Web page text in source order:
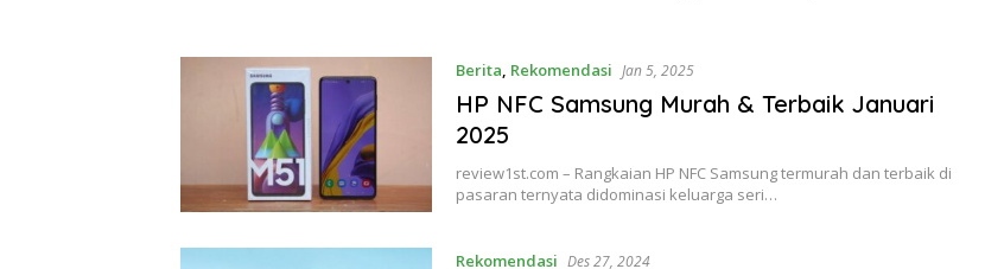
Berita, Rekomendasi Jan 5, 2025
HP NFC Samsung Murah & Terbaik Januari
2025
review1st.com – Rangkaian HP NFC Samsung termurah dan terbaik di
pasaran ternyata didominasi keluarga seri…
Rekomendasi Des 27, 2024